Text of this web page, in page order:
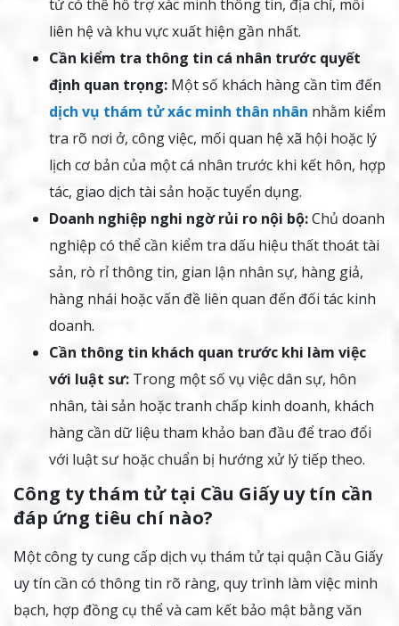
tử có thể hỗ trợ xác minh thông tin, địa chỉ, mối
liên hệ và khu vực xuất hiện gần nhất.
Cần kiểm tra thông tin cá nhân trước quyết
định quan trọng: Một số khách hàng cần tìm đến
dịch vụ thám tử xác minh thân nhân nhằm kiểm
tra rõ nơi ở, công việc, mối quan hệ xã hội hoặc lý
lịch cơ bản của một cá nhân trước khi kết hôn, hợp
tác, giao dịch tài sản hoặc tuyển dụng.
Doanh nghiệp nghi ngờ rủi ro nội bộ:Chủ doanh
nghiệp có thể cần kiểm tra dấu hiệu thất thoát tài
sản, rò rỉ thông tin, gian lận nhân sự, hàng giả,
hàng nhái hoặc vấn đề liên quan đến đối tác kinh
doanh.
Cần thông tin khách quan trước khi làm việc
với luật sư: Trong một số vụ việc dân sự, hôn
nhân, tài sản hoặc tranh chấp kinh doanh, khách
hàng cần dữ liệu tham khảo ban đầu để trao đổi
với luật sư hoặc chuẩn bị hướng xử lý tiếp theo.
Công ty thám tử tại Cầu Giấy uy tín cần
đáp ứng tiêu chí nào?
Một công ty cung cấp dịch vụ thám tử tại quận Cầu Giấy
uy tín cần có thông tin rõ ràng, quy trình làm việc minh
bạch, hợp đồng cụ thể và cam kết bảo mật bằng văn